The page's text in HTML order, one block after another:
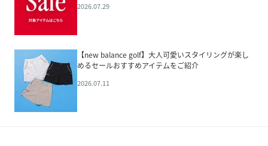
2026.07.29
【new balance golf】大人可愛いスタイリングが楽し
めるセールおすすめアイテムをご紹介
2026.07.11